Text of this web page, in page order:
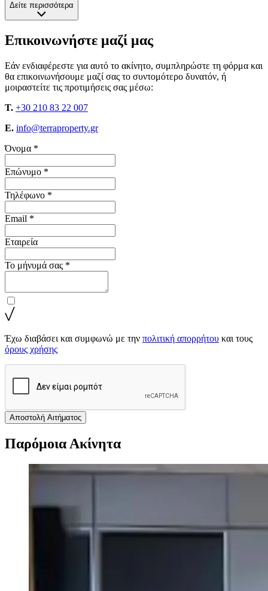
Δείτε περισσότερα
Επικοινωνήστε μαζί μας
Εάν ενδιαφέρεστε για αυτό το ακίνητο, συμπληρώστε τη φόρμα και
θα επικοινωνήσουμε μαζί σας το συντομότερο δυνατόν, ή
μοιραστείτε τις προτιμήσεις σας μέσω:
T. +30 210 83 22 007
E. info@terraproperty.gr
Όνομα *
Επώνυμο *
Τηλέφωνο *
Email *
Εταιρεία
Το μήνυμά σας *
Έχω διαβάσει και συμφωνώ με την πολιτική απορρήτου και τους
όρους χρήσης
Αποστολή Αιτήματος
Παρόμοια Ακίνητα